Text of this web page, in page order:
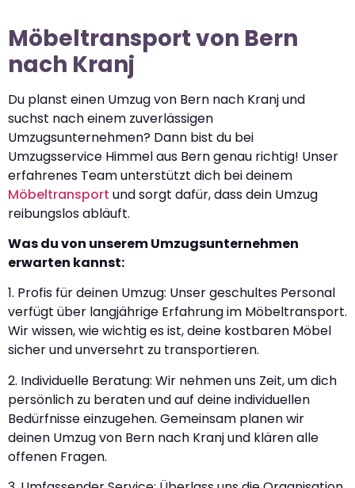
Möbeltransport von Bern
nach Kranj
Du planst einen Umzug von Bern nach Kranj und
suchst nach einem zuverlässigen
Umzugsunternehmen? Dann bist du bei
Umzugsservice Himmel aus Bern genau richtig! Unser
erfahrenes Team unterstützt dich bei deinem
Möbeltransport und sorgt dafür, dass dein Umzug
reibungslos abläuft.
Was du von unserem Umzugsunternehmen
erwarten kannst:
1. Profis für deinen Umzug: Unser geschultes Personal
verfügt über langjährige Erfahrung im Möbeltransport.
Wir wissen, wie wichtig es ist, deine kostbaren Möbel
sicher und unversehrt zu transportieren.
2. Individuelle Beratung: Wir nehmen uns Zeit, um dich
persönlich zu beraten und auf deine individuellen
Bedürfnisse einzugehen. Gemeinsam planen wir
deinen Umzug von Bern nach Kranj und klären alle
offenen Fragen.